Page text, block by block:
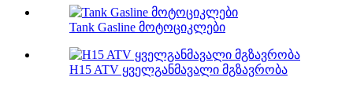
Tank Gasline მოტოციკლები
H15 ATV ყველგანმავალი მგზავრობა